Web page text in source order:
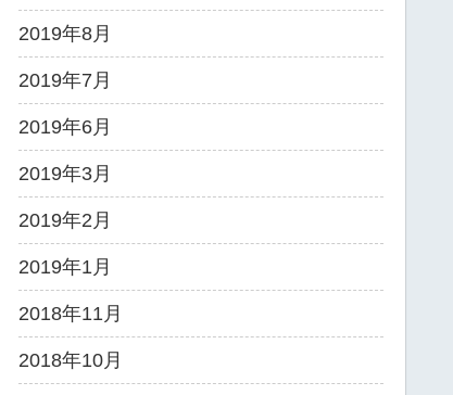
2019年8月
2019年7月
2019年6月
2019年3月
2019年2月
2019年1月
2018年11月
2018年10月